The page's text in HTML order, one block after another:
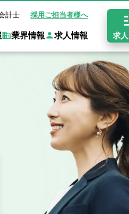
計士 採用ご担当者様へ
求
介
非公開求人とは
アクセスマップ
転職活動お役立ちコンテ
転職お役立ち情報
会計士・試験合格者の転職
WEB面接完全ガイド
業界情報
る転職先
コンサル
会計事
事業会社
求人情報
金融機関